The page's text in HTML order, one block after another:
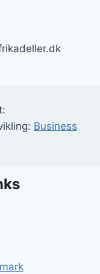
Business